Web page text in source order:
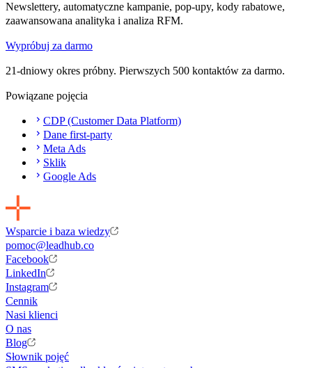
Newslettery, automatyczne kampanie, pop-upy, kody rabatowe,
zaawansowana analityka i analiza RFM.
Wypróbuj za darmo
21-dniowy okres próbny. Pierwszych 500 kontaktów za darmo.
Powiązane pojęcia
CDP (Customer Data Platform)
Dane first-party
Meta Ads
Sklik
Google Ads
Wsparcie i baza wiedzy
pomoc@leadhub.co
Facebook
LinkedIn
Instagram
Cennik
Nasi klienci
O nas
Blog
Słownik pojęć